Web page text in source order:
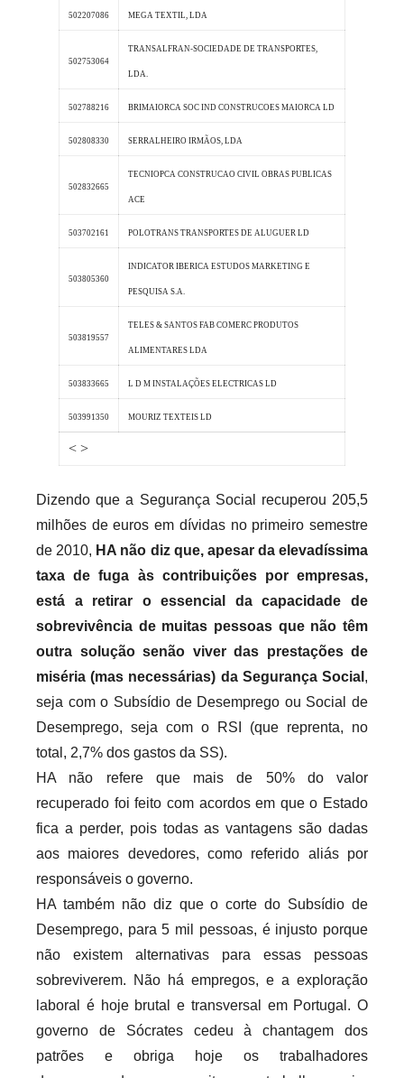
502207086 MEGA TEXTIL, LDA
502753064
TRANSALFRAN-SOCIEDADE DE TRANSPORTES,
LDA.
502788216 BRIMAIORCA SOC IND CONSTRUCOES MAIORCA LD
502808330 SERRALHEIRO IRMÃOS, LDA
502832665
TECNIOPCA CONSTRUCAO CIVIL OBRAS PUBLICAS
ACE
503702161 POLOTRANS TRANSPORTES DE ALUGUER LD
503805360
INDICATOR IBERICA ESTUDOS MARKETING E
PESQUISA S.A.
503819557
TELES & SANTOS FAB COMERC PRODUTOS
ALIMENTARES LDA
503833665 L D M INSTALAÇÕES ELECTRICAS LD
503991350 MOURIZ TEXTEIS LD
< >
Dizendo que a Segurança Social recuperou 205,5
milhões de euros em dívidas no primeiro semestre
de 2010, HA não diz que, apesar da elevadíssima
taxa de fuga às contribuições por empresas,
está a retirar o essencial da capacidade de
sobrevivência de muitas pessoas que não têm
outra solução senão viver das prestações de
miséria (mas necessárias) da Segurança Social ,
seja com o Subsídio de Desemprego ou Social de
Desemprego, seja com o RSI (que reprenta, no
total, 2,7% dos gastos da SS).
HA não refere que mais de 50% do valor
recuperado foi feito com acordos em que o Estado
fica a perder, pois todas as vantagens são dadas
aos maiores devedores, como referido aliás por
responsáveis o governo.
HA também não diz que o corte do Subsídio de
Desemprego, para 5 mil pessoas, é injusto porque
não existem alternativas para essas pessoas
sobreviverem. Não há empregos, e a exploração
laboral é hoje brutal e transversal em Portugal. O
governo de Sócrates cedeu à chantagem dos
patrões e obriga hoje os trabalhadores